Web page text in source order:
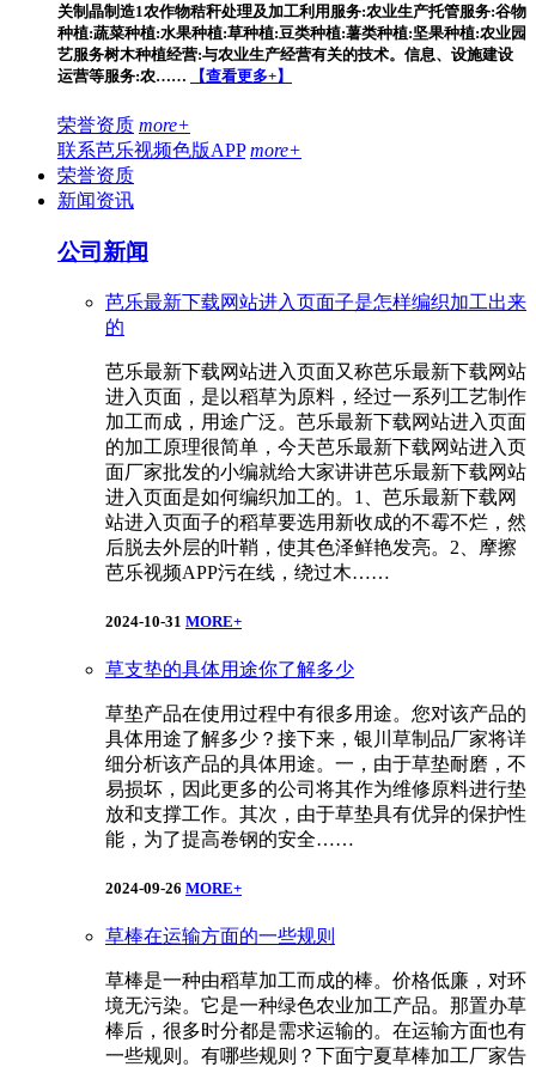
关制晶制造1农作物秸秆处理及加工利用服务:农业生产托管服务:谷物
种植:蔬菜种植:水果种植:草种植:豆类种植:薯类种植:坚果种植:农业园
艺服务树木种植经营:与农业生产经营有关的技术。信息、设施建设
运营等服务:农……
【查看更多+】
荣誉资质 more+
联系芭乐视频色版APP more+
荣誉资质
新闻资讯
公司新闻
芭乐最新下载网站进入页面子是怎样编织加工出来
的
芭乐最新下载网站进入页面又称芭乐最新下载网站
进入页面，是以稻草为原料，经过一系列工艺制作
加工而成，用途广泛。芭乐最新下载网站进入页面
的加工原理很简单，今天芭乐最新下载网站进入页
面厂家批发的小编就给大家讲讲芭乐最新下载网站
进入页面是如何编织加工的。1、芭乐最新下载网
站进入页面子的稻草要选用新收成的不霉不烂，然
后脱去外层的叶鞘，使其色泽鲜艳发亮。2、摩擦
芭乐视频APP污在线，绕过木……
2024-10-31 MORE+
草支垫的具体用途你了解多少
草垫产品在使用过程中有很多用途。您对该产品的
具体用途了解多少？接下来，银川草制品厂家将详
细分析该产品的具体用途。一，由于草垫耐磨，不
易损坏，因此更多的公司将其作为维修原料进行垫
放和支撑工作。其次，由于草垫具有优异的保护性
能，为了提高卷钢的安全……
2024-09-26 MORE+
草棒在运输方面的一些规则
草棒是一种由稻草加工而成的棒。价格低廉，对环
境无污染。它是一种绿色农业加工产品。那置办草
棒后，很多时分都是需求运输的。在运输方面也有
一些规则。有哪些规则？下面宁夏草棒加工厂家告